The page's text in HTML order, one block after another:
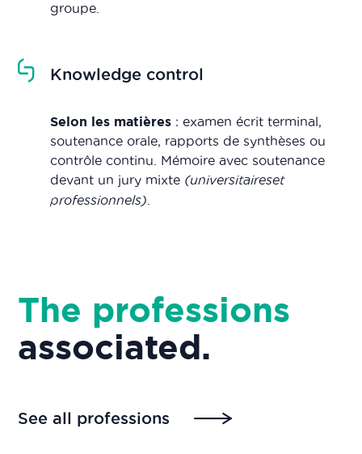
groupe.
Knowledge control
Selon les matières : examen écrit terminal,
soutenance orale, rapports de synthèses ou
contrôle continu. Mémoire avec soutenance
devant un jury mixte (universitaireset
professionnels)
The professions
associated.
See all professions